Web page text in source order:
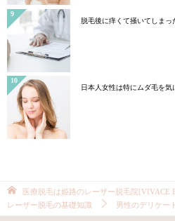
脱毛後に痒くて掻いてしま
日本人女性は特にムダ毛を気
医療脱毛は姫路のレーザー脱毛院[VIVACE
レーザー脱毛の基礎知識
男性のデリケー